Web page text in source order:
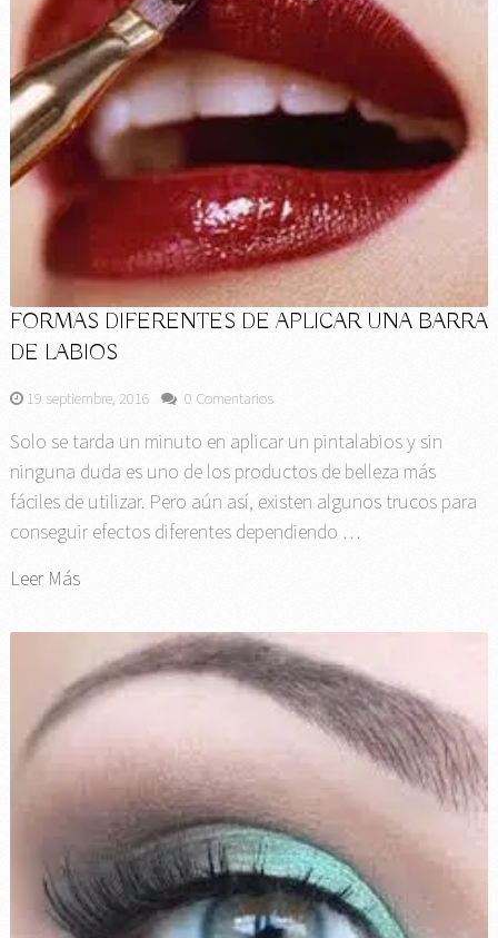
FORMAS DIFERENTES DE APLICAR UNA BARRA
DE LABIOS
19 septiembre, 2016 0 Comentarios
Solo se tarda un minuto en aplicar un pintalabios y sin
ninguna duda es uno de los productos de belleza más
fáciles de utilizar. Pero aún así, existen algunos trucos para
conseguir efectos diferentes dependiendo …
Leer Más